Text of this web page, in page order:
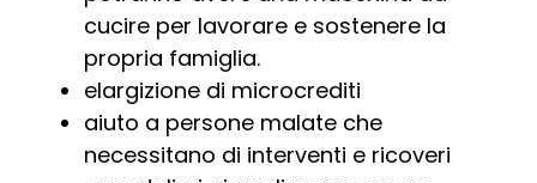
cucire per lavorare e sostenere la
propria famiglia.
elargizione di microcrediti
aiuto a persone malate che
necessitano di interventi e ricoveri